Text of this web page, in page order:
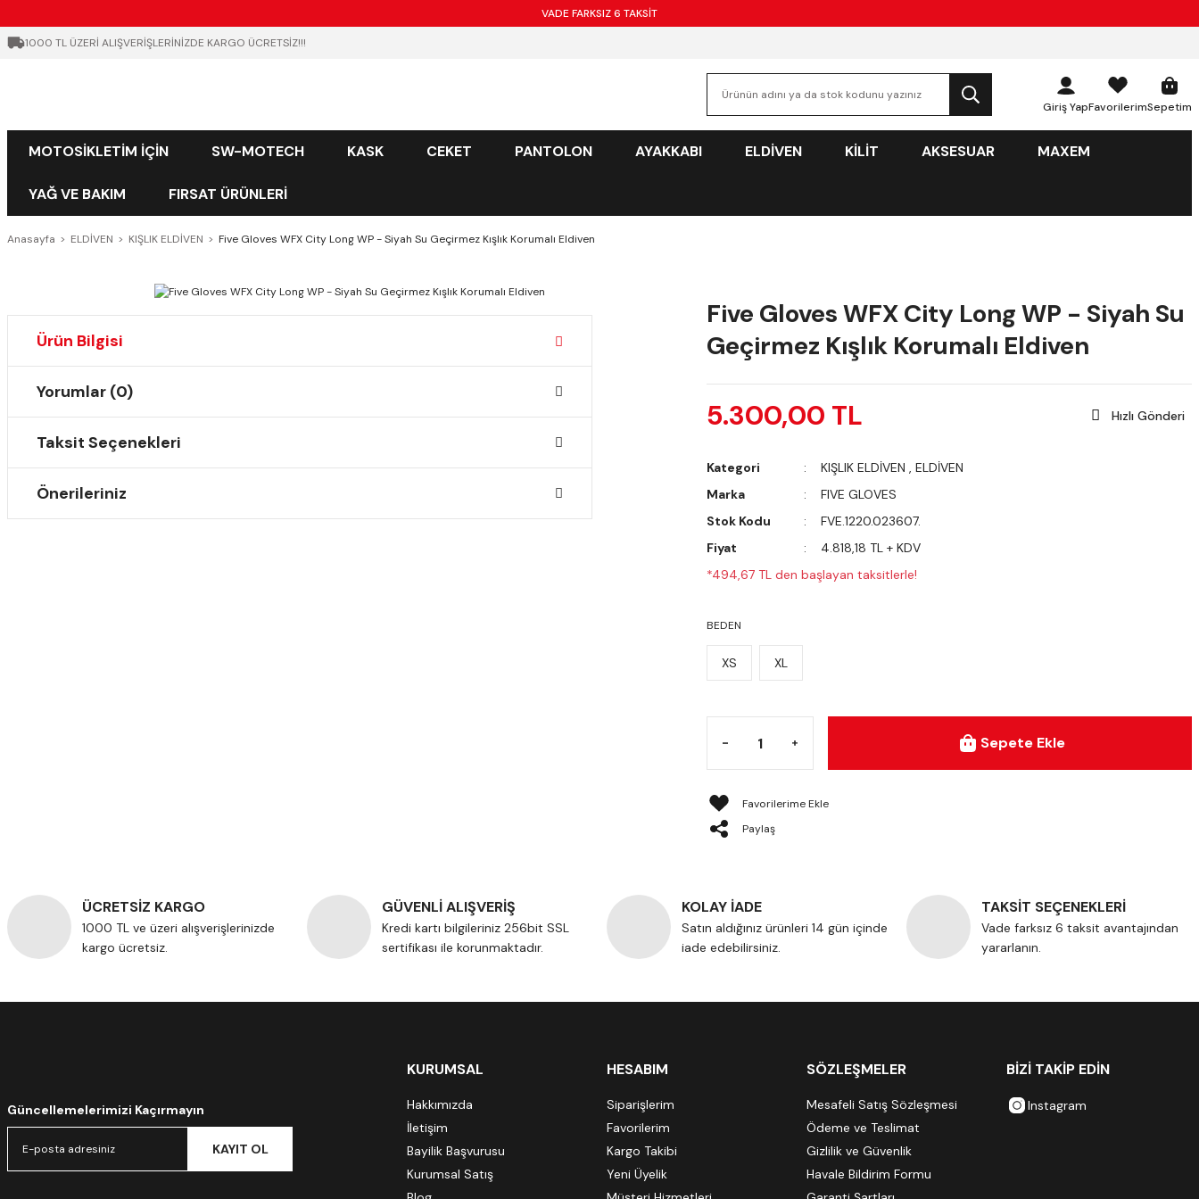
VADE FARKSIZ 6 TAKSİT
1000 TL ÜZERİ ALIŞVERİŞLERİNİZDE KARGO ÜCRETSİZ!!!
Giriş YapFavorilerimSepetim
MOTOSİKLETİM İÇİN SW-MOTECH KASK CEKET PANTOLON AYAKKABI ELDİVEN KİLİT AKSESUAR MAXEM
YAĞ VE BAKIM FIRSAT ÜRÜNLERİ
Anasayfa ELDİVEN KIŞLIK ELDİVEN Five Gloves WFX City Long WP - Siyah Su Geçirmez Kışlık Korumalı Eldiven
Ürün Bilgisi
Yorumlar (0)
Taksit Seçenekleri
Önerileriniz
Five Gloves WFX City Long WP - Siyah Su
Geçirmez Kışlık Korumalı Eldiven
5.300,00 TL Hızlı Gönderi
Kategori KIŞLIK ELDİVEN , ELDİVEN
Marka
FIVE GLOVES
Stok Kodu
FVE.1220.023607.
Fiyat
4.818,18 TL + KDV
*494,67 TL den başlayan taksitlerle!
BEDEN
XS XL
Sepete Ekle
Paylaş
ÜCRETSİZ KARGO
1000 TL ve üzeri alışverişlerinizde
kargo ücretsiz.
GÜVENLİ ALIŞVERİŞ
Kredi kartı bilgileriniz 256bit SSL
sertifikası ile korunmaktadır.
KOLAY İADE
Satın aldığınız ürünleri 14 gün içinde
iade edebilirsiniz.
TAKSİT SEÇENEKLERİ
Vade farksız 6 taksit avantajından
yararlanın.
Güncellemelerimizi Kaçırmayın
KAYIT OL
KURUMSAL
Hakkımızda
İletişim
Bayilik Başvurusu
Kurumsal Satış
HESABIM
Siparişlerim
Favorilerim
Kargo Takibi
Yeni Üyelik
SÖZLEŞMELER
Mesafeli Satış Sözleşmesi
Ödeme ve Teslimat
Gizlilik ve Güvenlik
Havale Bildirim Formu
BİZİ TAKİP EDİN
Instagram